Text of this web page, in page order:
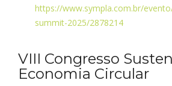
https://www.sympla.com.br/
summit-2025/2878214
VIII Congresso
Economia Circular